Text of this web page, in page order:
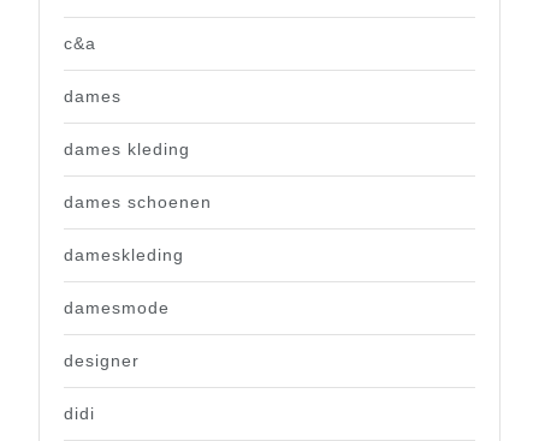
c&a
dames
dames kleding
dames schoenen
dameskleding
damesmode
designer
didi